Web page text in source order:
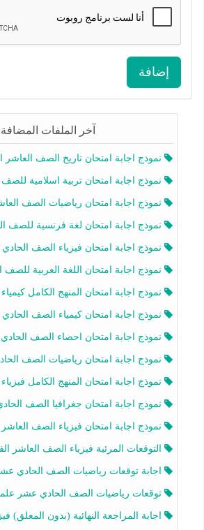
إضافة
آخر الملفات المضافة
نموذج اجابة امتحان تاريخ الصف العاشر الفصل
نموذج اجابة امتحان تربية اسلامية للصف الحادي عشر
نموذج اجابة امتحان رياضيات الصف العاشر
نموذج اجابة امتحان لغة فرنسية للصف الحادي عشر أدبي
نموذج اجابة امتحان فيزياء الصف الحادي عشر علمي
نموذج اجابة امتحان اللغة العربية للصف العاشر
نموذج اجابة امتحان المنهج الكامل كيمياء الصف الحادي عشر
نموذج اجابة امتحان كيمياء الصف الحادي عشر علمي
نموذج اجابة امتحان احصاء الصف الحادي عشر أدبي
نموذج اجابة امتحان رياضيات الصف الحادي عشر علمي
نموذج اجابة امتحان المنهج الكامل فيزياء الصف العاشر
نموذج اجابة امتحان جغرافيا الصف الحادي عشر أدبي
نموذج اجابة امتحان فيزياء الصف العاشر الفصل
التوقعات المرئية فيزياء الصف العاشر الفصل الثاني
اجابة توقعات رياضيات الصف الحادي عشر علمي الفصل
توقعات رياضيات الصف الحادي عشر علمي الفصل الثاني
اجابة المراجعة النهائية (بدون المعلق) فيزياء الصف العاشر